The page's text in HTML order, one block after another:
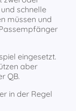
schnelle
müssen und
eingesetzt.
aber
QB.
in der Regel